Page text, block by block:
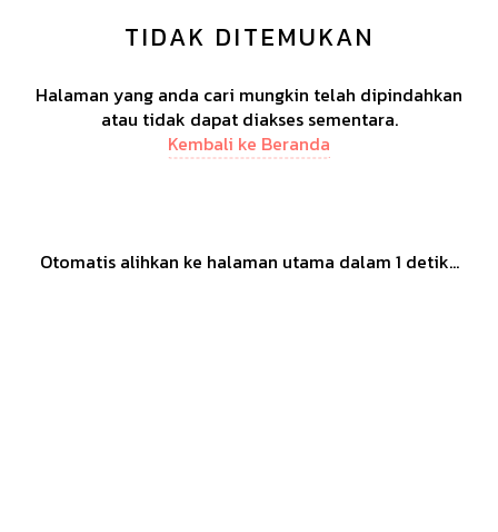
TIDAK DITEMUKAN
Halaman yang anda cari mungkin telah dipindahkan
atau tidak dapat diakses sementara.
Kembali ke Beranda
Otomatis alihkan ke halaman utama dalam 1 detik...